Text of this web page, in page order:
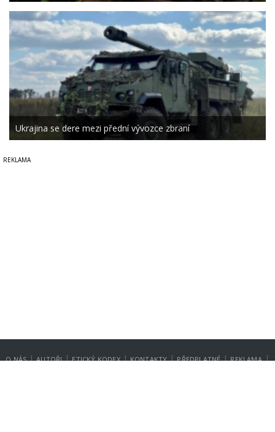
Ukrajina se dere mezi přední vývozce zbraní
O NÁS | AUTOŘI | ETICKÝ KODEX | KONTAKTY | PŘEDPLATNÉ | REKLAMA |